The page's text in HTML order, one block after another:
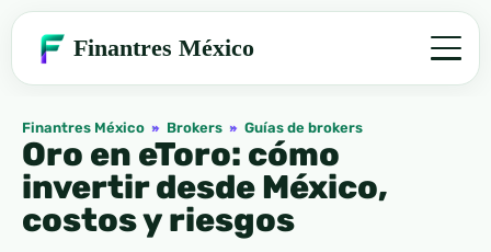
Finantres México
Finantres México » Brokers » Guías de brokers
Oro en eToro: cómo
invertir desde México,
costos y riesgos